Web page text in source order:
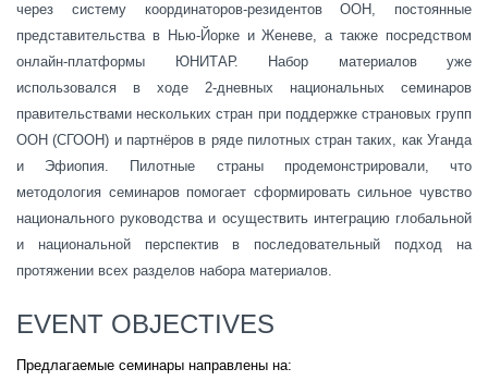
через систему координаторов-резидентов ООН, постоянные
представительства в Нью-Йорке и Женеве, а также посредством
онлайн-платформы ЮНИТАР. Набор материалов уже
использовался в ходе 2-дневных национальных семинаров
правительствами нескольких стран при поддержке страновых групп
ООН (СГООН) и партнёров в ряде пилотных стран таких, как Уганда
и Эфиопия. Пилотные страны продемонстрировали, что
методология семинаров помогает сформировать сильное чувство
национального руководства и осуществить интеграцию глобальной
и национальной перспектив в последовательный подход на
протяжении всех разделов набора материалов.
EVENT OBJECTIVES
Предлагаемые семинары направлены на: